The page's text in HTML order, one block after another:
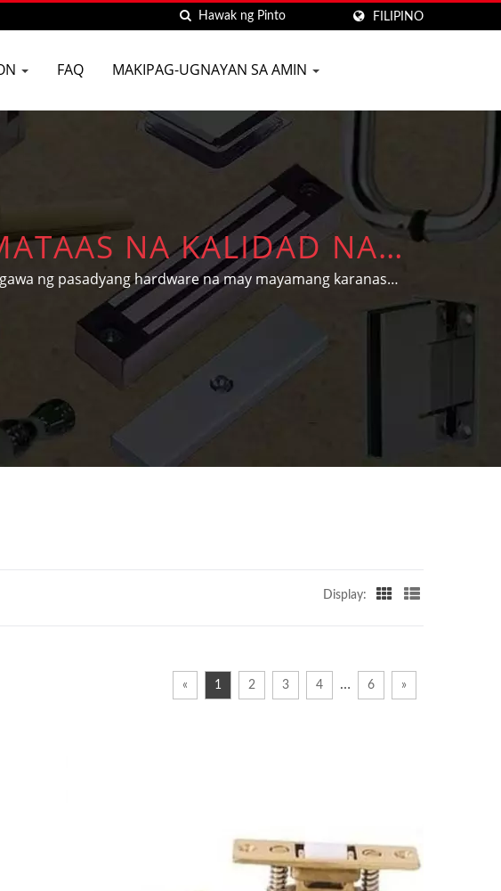
FILIPINO
FAQ MAKIPAG-UGNAYAN SA AMIN
NA KALIDAD NA
SA TAIWAN | D&D
CO.
ng pasadyang hardware na may mayamang karanasan
at mga bahagi ng sasakyan ayon sa indibidwal na
Display:
« 1 2 3 4 … 6 »